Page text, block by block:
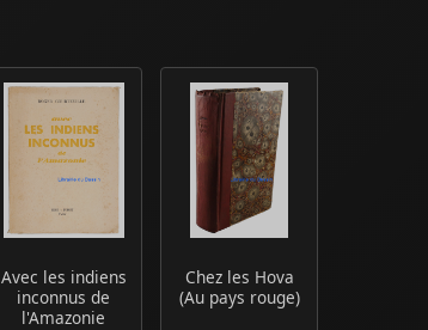
Avec les indiens
inconnus de
l'Amazonie
Chez les Hova
(Au pays rouge)